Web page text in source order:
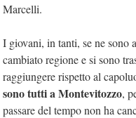
Marcelli.
I giovani, in tanti, se ne sono
cambiato regione e si sono
raggiungere rispetto al
sono tutti a Montevitozzo,
passare del tempo non ha